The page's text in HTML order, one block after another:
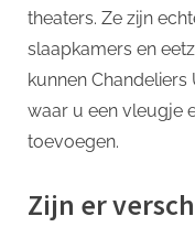
theaters. Ze zijn
slaapkamers en
kunnen
waar u een vleugje
toevoegen.
Zijn er